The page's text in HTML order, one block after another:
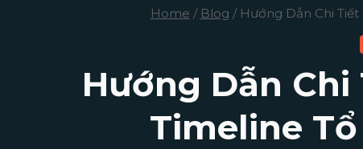
Home / Blog / Hướng Dẫn Chi
Hướng Dẫn Chi
Timeline